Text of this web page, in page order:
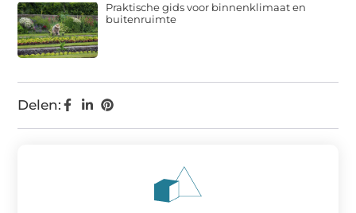
Delen:
Praktische gids voor binnenklimaat en
buitenruimte